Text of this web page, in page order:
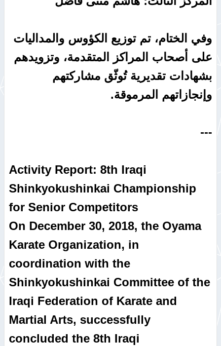
وفي الختام، تم توزيع الكؤوس والمداليات
على أصحاب المراكز المتقدمة، وتزويدهم
بشهادات تقديرية تُوثّق مشاركتهم
وإنجازاتهم المرموقة.
---
Activity Report: 8th Iraqi
Shinkyokushinkai Championship
for Senior Competitors
On December 30, 2018, the Oyama
Karate Organization, in
coordination with the
Shinkyokushinkai Committee of the
Iraqi Federation of Karate and
Martial Arts, successfully
concluded the 8th Iraqi